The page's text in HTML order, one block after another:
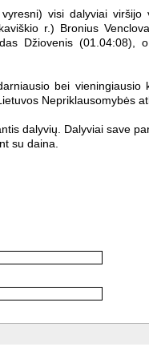
visi dalyviai
r.) Bronius
Džiovenis (01.04:08),
bei vieningiausio
Nepriklausomybės
dalyvių. Dalyviai save
su daina.